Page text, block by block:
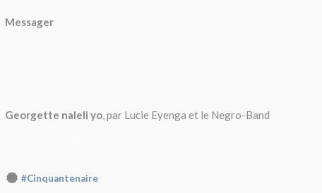
Messager
Georgette naleli yo, par Lucie Eyenga et le Negro-Band
#Cinquantenaire